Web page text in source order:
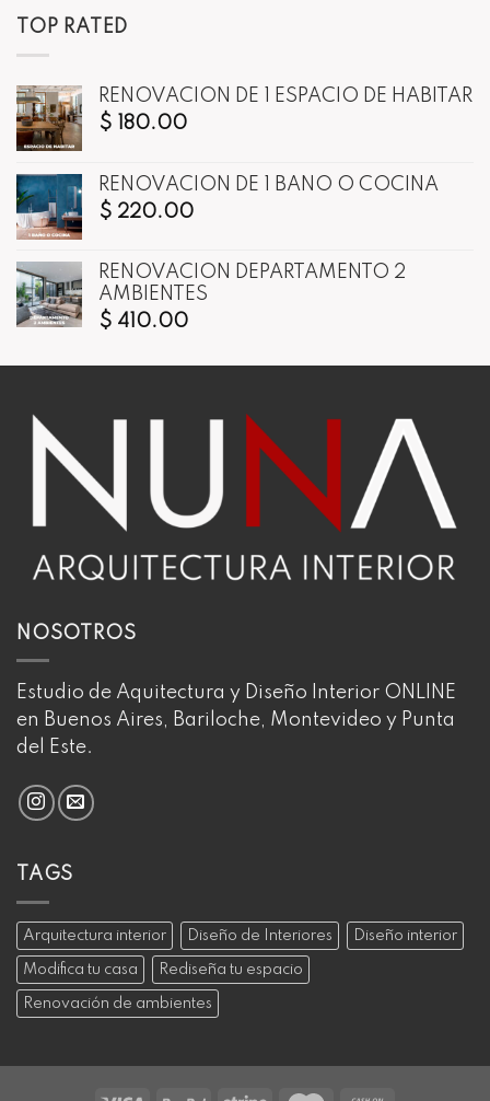
TOP RATED
RENOVACIÓN DE 1 ESPACIO DE HABITAR
$ 180.00
RENOVACIÓN DE 1 BAÑO O COCINA
$ 220.00
RENOVACIÓN DEPARTAMENTO 2
AMBIENTES
$ 410.00
NOSOTROS
Estudio de Aquitectura y Diseño Interior ONLINE
en Buenos Aires, Bariloche, Montevideo y Punta
del Este.
TAGS
Arquitectura interior Diseño de Interiores Diseño interior
Modifica tu casa Rediseña tu espacio
Renovación de ambientes